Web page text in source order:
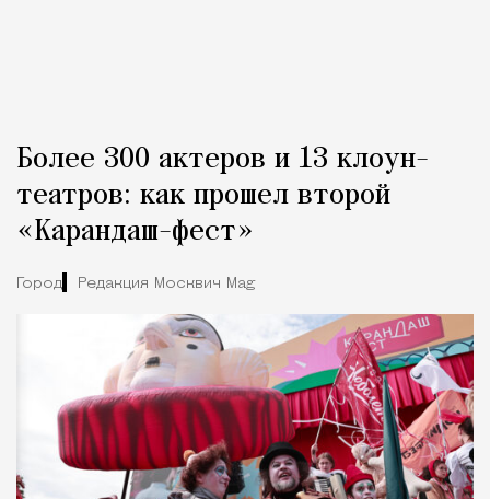
Более 300 актеров и 13 клоун-
театров: как прошел второй
«Карандаш-фест»
Город Редакция Москвич Mag